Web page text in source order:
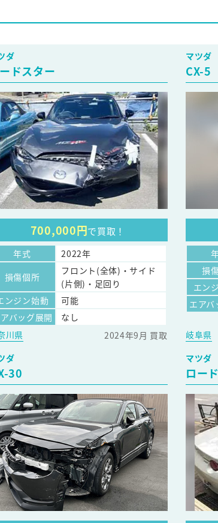
ダ
ドスター
700,000円で買取！
年式
2022年
損傷個所
フロント(全体)・サイド
(片側)・足回り
ンジン始動
可能
バッグ展開
なし
川県
2024年9月 買取
マツダ
CX-5
損
エン
エア
岐阜県
ダ
30
マツダ
ロー